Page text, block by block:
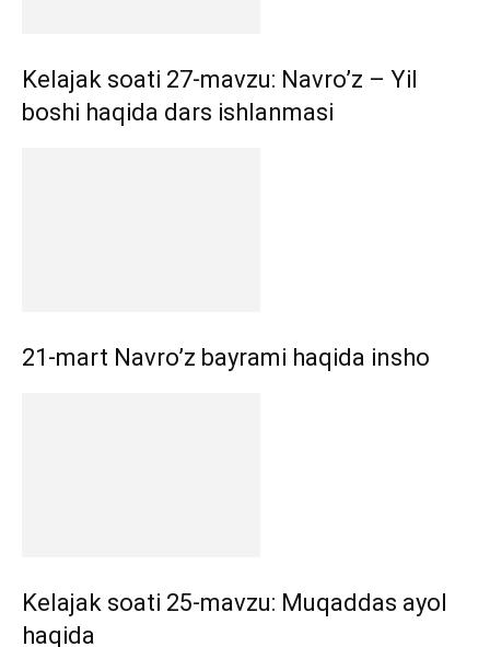
Kelajak soati 27-mavzu: Navro’z – Yil
boshi haqida dars ishlanmasi
21-mart Navro’z bayrami haqida insho
Kelajak soati 25-mavzu: Muqaddas ayol
haqida